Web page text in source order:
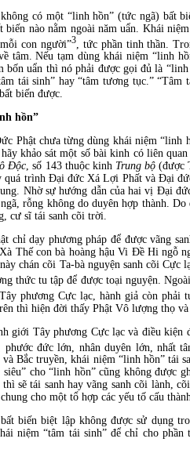
có một “linh hồn” (tức ngã) bất
biến nào nằm ngoài năm uẩn. Khái
con người”3, tức phần tinh thần.
tâm. Nếu tạm dùng khái niệm “linh
bốn uẩn thì nó phải được gọi đủ là
tái sinh” hay “tâm tương tục.” “Tâm
biến được.
hồn”
Phật chưa từng dùng khái niệm “linh
khảo sát một số bài kinh có liên
Độc, số 143 thuộc kinh Trung bộ (được
trình Đại đức Xá Lợi Phất và Đại
Nhờ sự hướng dẫn của hai vị Đại
rỗng không do duyên hợp thành.
cư sĩ tái sanh cõi trời.
chỉ dạy phương pháp để được vãng
Thế con bà hoàng hậu Vi Đề Hi ngỗ
chán cõi Ta-bà nguyện sanh cõi Cực
thức tu tập để được toại nguyện.
phương Cực lạc, hành giả còn phải
thì hiện đời thấy Phật Vô lượng thọ và
giới Tây phương Cực lạc và điều kiện
đức lớn, nhân duyên lớn, nhất
Bắc truyền, khái niệm “linh hồn” tái
siêu” cho “linh hồn” cũng không được
thì sẽ tái sanh hay vãng sanh cõi lành,
cho một tổ hợp các yếu tố cấu
biến biệt lập không được sử dụng
niệm “tâm tái sinh” để chỉ cho